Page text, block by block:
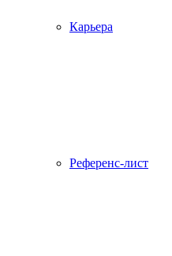
Карьера
Референс-лист